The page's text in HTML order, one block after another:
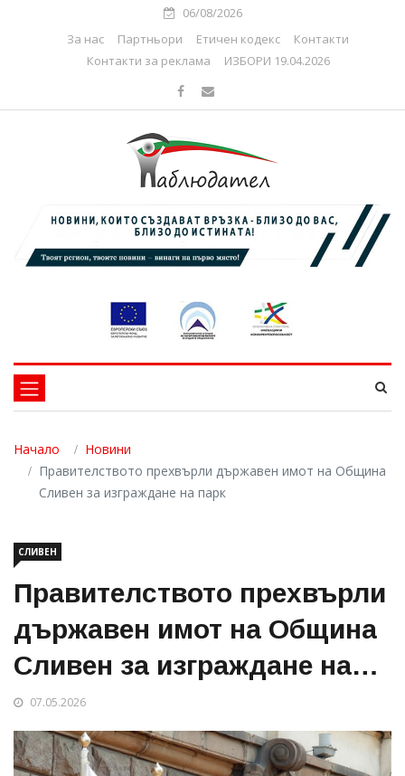
06/08/2026
За нас
Партньори Етичен кодекс
Контакти
Контакти за реклама
ИЗБОРИ 19.04.2026
Начало
Новини
Правителството прехвърли държавен имот на Община
Сливен за изграждане на парк
СЛИВЕН
Правителството прехвърли
държавен имот на Община
Сливен за изграждане на
парк
07.05.2026